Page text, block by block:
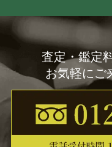
査定・鑑定
お気軽にご